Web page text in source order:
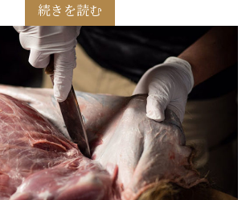
続きを読む